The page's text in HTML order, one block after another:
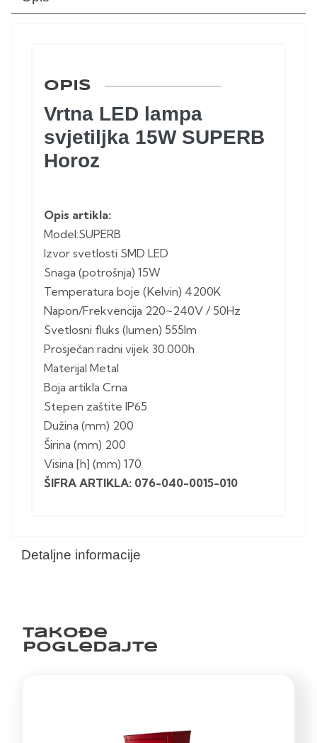
Detaljne informacije
OPIS
Vrtna LED lampa
svjetiljka 15W SUPERB
Horoz
Opis artikla:
Model:SUPERB
Izvor svetlosti SMD LED
Snaga (potrošnja) 15W
Temperatura boje (Kelvin) 4200K
Napon/Frekvencija 220~240V / 50Hz
Svetlosni fluks (lumen) 555lm
Prosječan radni vijek 30.000h
Materijal Metal
Boja artikla Crna
Stepen zaštite IP65
Dužina (mm) 200
Širina (mm) 200
Visina [h] (mm) 170
ŠIFRA ARTIKLA: 076-040-0015-010
Takođe
pogledajte